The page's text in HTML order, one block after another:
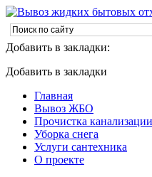
Добавить в закладки:
Добавить в закладки
Главная
Вывоз ЖБО
Прочистка канализации
Уборка снега
Услуги сантехника
О проекте